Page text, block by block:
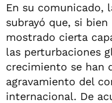
En su comunicado,
subrayó que, si
mostrado cierta
las perturbaciones
crecimiento se han
agravamiento del
internacional. De